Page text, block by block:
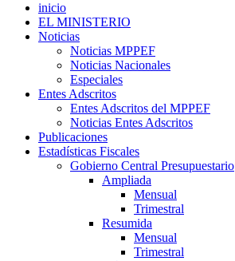
inicio
EL MINISTERIO
Noticias
Noticias MPPEF
Noticias Nacionales
Especiales
Entes Adscritos
Entes Adscritos del MPPEF
Noticias Entes Adscritos
Publicaciones
Estadísticas Fiscales
Gobierno Central Presupuestario
Ampliada
Mensual
Trimestral
Resumida
Mensual
Trimestral